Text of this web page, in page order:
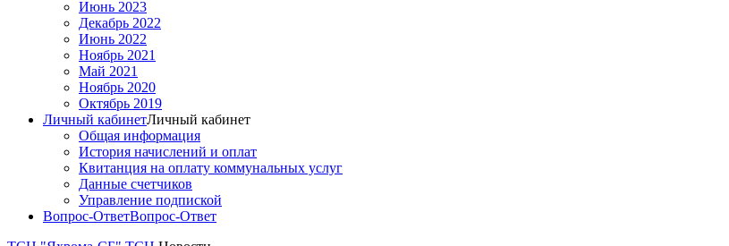
Июнь 2023
Декабрь 2022
Июнь 2022
Ноябрь 2021
Май 2021
Ноябрь 2020
Октябрь 2019
Личный кабинетЛичный кабинет
Общая информация
История начислений и оплат
Квитанция на оплату коммунальных услуг
Данные счетчиков
Управление подпиской
Вопрос-ОтветВопрос-Ответ